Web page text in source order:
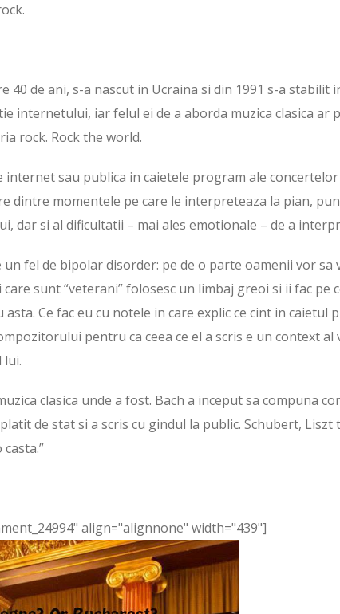
40 de ani, s-a nascut in Ucraina si din 1991 s-a stabilit
internetului, iar felul ei de a aborda muzica clasica ar
rock. Rock the world.
internet sau publica in caietele program ale
dintre momentele pe care le interpreteaza la pian,
dar si al dificultatii – mai ales emotionale – de a
un fel de bipolar disorder: pe de o parte oamenii vor
care sunt “veterani” folosesc un limbaj greoi si ii fac
Ce fac eu cu notele in care explic ce cint in caietul
pentru ca ceea ce el a scris e un context
lui.
clasica unde a fost. Bach a inceput sa compuna
de stat si a scris cu gindul la public. Schubert,
align="alignnone" width="439"]